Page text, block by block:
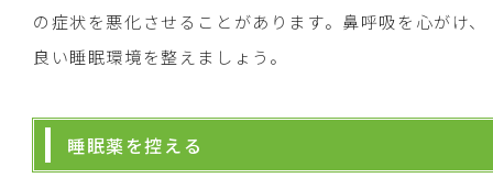
の症状を悪化させることがあります。鼻呼吸を心がけ、
良い睡眠環境を整えましょう。
睡眠薬を控える